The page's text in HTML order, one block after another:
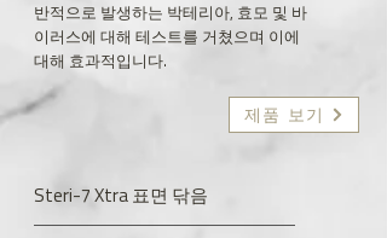
반적으로 발생하는 박테리아, 효모 및 바
이러스에 대해 테스트를 거쳤으며 이에
대해 효과적입니다.
제품 보기
Steri-7 Xtra 표면 닦음